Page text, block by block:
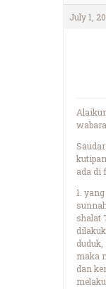
July 1,
ada di
1.
shalat
duduk,
maka
dan